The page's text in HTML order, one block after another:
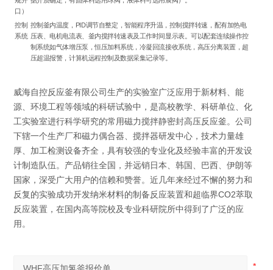
口）
控制
系统
控制釜内温度，PID调节自整定，智能程序升温，控制搅拌转速，配有加热电
压表、电机电流表、釜内搅拌转速表及工作时间显示表。可以配套连续操作控
制系统如气体增压泵，恒压加料系统，冷凝回流接收系统，高压分离装置，超
压超温报警，计算机远程控制及数据采集记录等。
威海自控反应釜有限公司生产的实验室广泛应用于新材料、能
源、环境工程等领域的科研试验中，是高校教学、科研单位、化
工实验室进行科学研究的常用磁力搅拌静密封高压反应釜。公司
下辖一个生产厂和磁力偶合器、搅拌器研发中心，技术力量雄
厚、加工检测设备齐全，具有较强的专业化及经验丰富的开发设
计制造队伍。产品销往全国，并远销日本、韩国、巴西、伊朗等
国家，深受广大用户的信赖和赞誉。近几年来经过不懈的努力和
反复的实验成功开发纳米材料的制备反应装置和超临界CO2萃取
反应装置，在国内高等院校及专业科研院所中得到了广泛的应
用。